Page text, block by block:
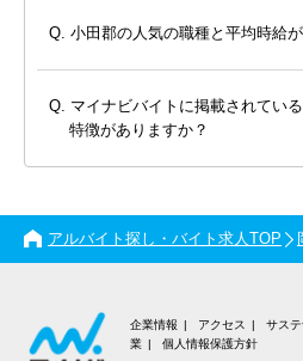
小田郡の人気の職種と平均時給が
マイナビバイトに掲載されてい
特徴がありますか？
アルバイト探し・バイト求人TOP
企業情報 アクセス サス
業
個人情報保護方針